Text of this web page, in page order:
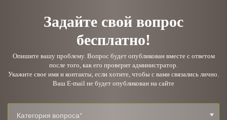
Задайте свой вопрос
бесплатно!
Опишите вашу проблему. Вопрос будет опубликован вместе с ответом
после того, как его проверит администратор.
Укажите свое имя и контакты, если хотите, чтобы с вами связались лично.
Ваш E-mail не будет опубликован на сайте
Категория вопроса*